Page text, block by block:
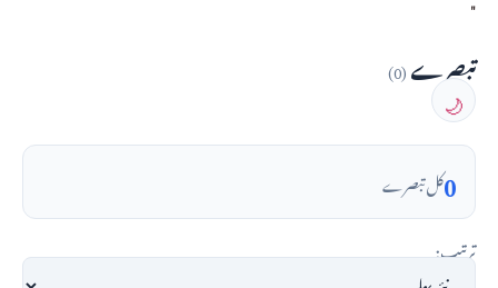
“
تبصرے(0)
🌙
0کل تبصرے
ترتیب: